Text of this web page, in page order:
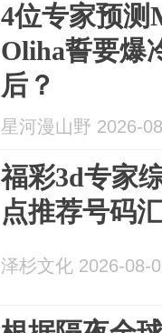
4位专家预测
Oliha誓要爆
后？
星河漫山野 2026-
福彩3d专家
点推荐号码
泽杉文化 2026-08-